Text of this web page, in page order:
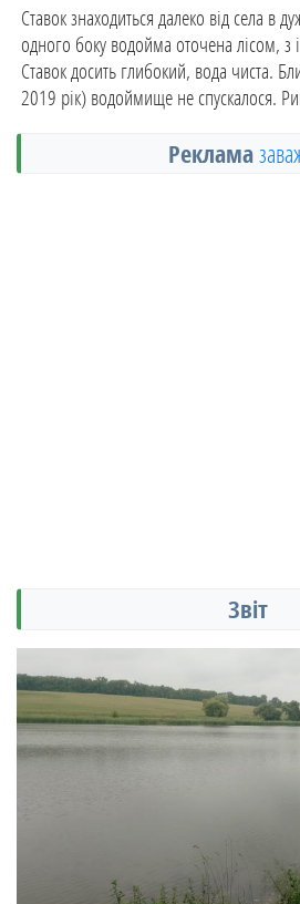
Звіт
Ставок знаходиться далеко від села в
одного боку водойма оточена лісом,
Ставок досить глибокий, вода чиста.
2019 рік) водоймище не спускалося.
Реклама